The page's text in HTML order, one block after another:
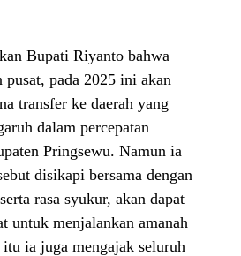
Bupati Riyanto bahwa
pusat, pada 2025 ini akan
transfer ke daerah yang
dalam percepatan
Pringsewu. Namun ia
disikapi bersama dengan
rasa syukur, akan dapat
untuk menjalankan amanah
ia juga mengajak seluruh